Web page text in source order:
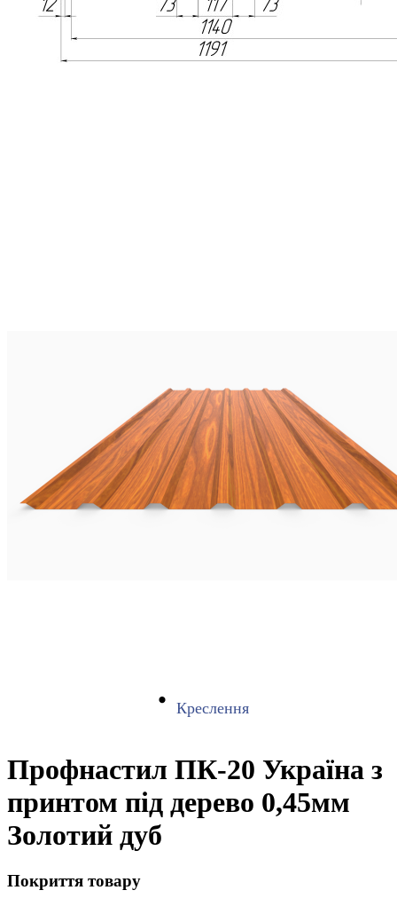
Креслення
Профнастил ПК-20 Україна з
принтом під дерево 0,45мм
Золотий дуб
Покриття товару